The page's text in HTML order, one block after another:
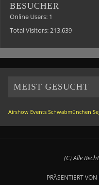
BESUCHER
Online Users: 1
Total Visitors:213.639
MEIST GESUCHT
Airshow Events Schwabmünchen
(C) Alle
PRÄSENTIERT VON